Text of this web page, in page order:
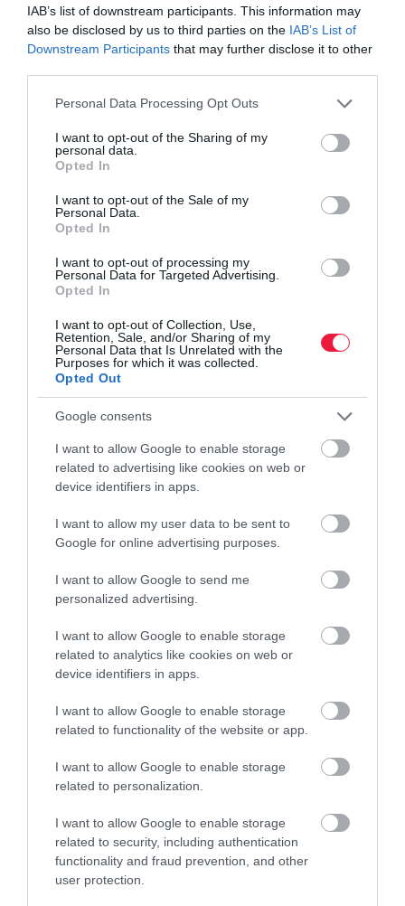
IAB’s list of downstream participants. This information may
also be disclosed by us to third parties on the IAB’s List of
Downstream Participants that may further disclose it to other
Please note that this website/app uses one or more Google
not limited to your visit or usage behaviour. You may click to
grant or deny consent to Google and its third-party tags to
use your data for below specified purposes in below Google
consent section.
Personal Data Processing Opt Outs
I want to opt-out of the Sharing of my
personal data.
Opted In
I want to opt-out of the Sale of my
Personal Data.
Opted In
I want to opt-out of processing my
Personal Data for Targeted Advertising.
Opted In
I want to opt-out of Collection, Use,
Retention, Sale, and/or Sharing of my
Personal Data that Is Unrelated with the
Purposes for which it was collected.
Opted Out
Google consents
I want to allow Google to enable storage
related to advertising like cookies on web or
device identifiers in apps.
I want to allow my user data to be sent to
Google for online advertising purposes.
I want to allow Google to send me
personalized advertising.
I want to allow Google to enable storage
related to analytics like cookies on web or
device identifiers in apps.
I want to allow Google to enable storage
related to functionality of the website or app.
I want to allow Google to enable storage
related to personalization.
I want to allow Google to enable storage
related to security, including authentication
functionality and fraud prevention, and other
user protection.
NYUGDÍJ
Ekkora lesz a nyugdíjad, ha 40 évig átlagbérért
dolgoztál
A Bankmonitor kalkulációja szerint az a személy, aki 2026-ban,
40 évnyi bejelentett, végig átlagbéres munkaviszony után vonul
nyugdíjba, 389 440 forintos induló állami nyugdíjra számíthat.
Elsőre ez…